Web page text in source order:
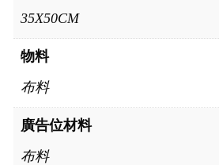
35X50CM
物料
布料
廣告位材料
布料